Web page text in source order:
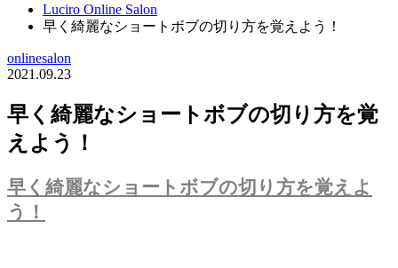
Luciro Online Salon
早く綺麗なショートボブの切り方を覚えよう！
onlinesalon
2021.09.23
早く綺麗なショートボブの切り方を覚
えよう！
早く綺麗なショートボブの切り方を覚えよ
う！